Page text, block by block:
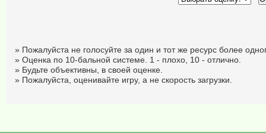
» Пожалуйста не голосуйте за один и тот же ресурс более
» Оценка по 10-бальной системе. 1 - плохо, 10 - отлично.
» Будьте объективны, в своей оценке.
» Пожалуйста, оценивайте игру, а не скорость загрузки.